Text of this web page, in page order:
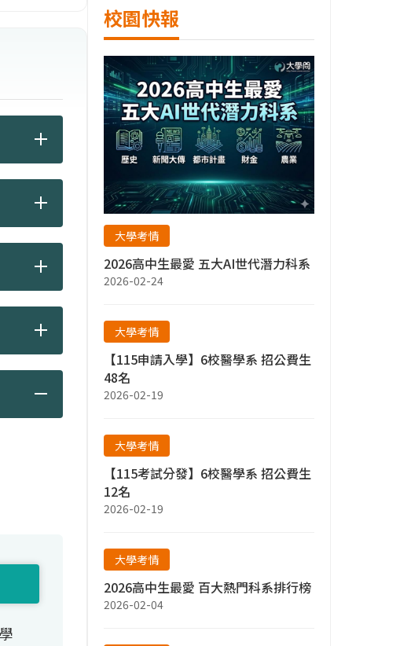
校園快報
大學考情
2026高中生最愛 五大AI世代潛力科系
2026-02-24
大學考情
【115申請入學】6校醫學系 招公費生
48名
2026-02-19
大學考情
【115考試分發】6校醫學系 招公費生
12名
2026-02-19
大學考情
2026高中生最愛 百大熱門科系排行榜
2026-02-04